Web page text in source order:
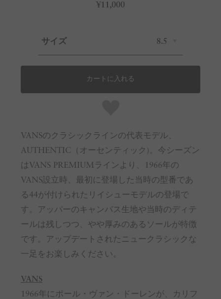
¥11,000
サイズ 8.5
カートに入れる
VANSのクラシックラインの代表モデル、
AUTHENTIC（オーセンティック)。今シーズン
はVANS PREMIUMラインより、1966年の
VANS設立時、最初に登場した当時の型番であ
る44が付けられたリイシューモデルの登場で
す。アッパーのキャンバス生地や当時のディテ
ールは残しつつ、やや厚みのあるソールが特徴
です。アップデートされたニュークラシックな
一足をお楽しみください。
VANS
1966年にポール・ヴァン・ドーレンが、カリフ